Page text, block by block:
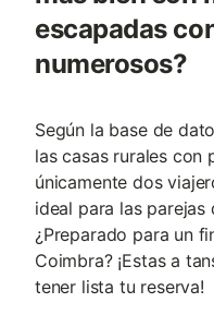
escapadas
numerosos?
Según la base de
las casas rurales con
únicamente dos
ideal para las parejas
¿Preparado para un
Coimbra? ¡Estas a
tener lista tu reserva!